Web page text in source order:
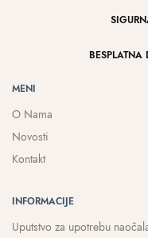
BESPLATNA
MENI
O Nama
Novosti
Kontakt
INFORMACIJE
Uputstvo za upotrebu